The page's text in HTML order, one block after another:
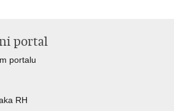
portal
portalu
RH